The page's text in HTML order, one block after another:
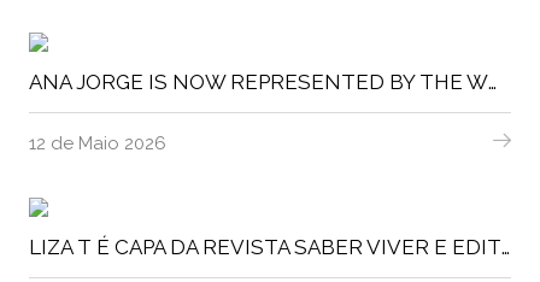
ANA JORGE IS NOW REPRESENTED BY THE WOLFS IN ITALY
12 de Maio 2026
LIZA T É CAPA DA REVISTA SABER VIVER E EDITORIAL CHANEL BEAUTY